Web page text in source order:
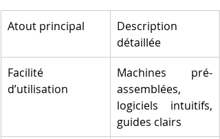
Atout principal
Description
détaillée
Facilité
d’utilisation
Machines pré-
assemblées,
logiciels intuitifs,
guides clairs